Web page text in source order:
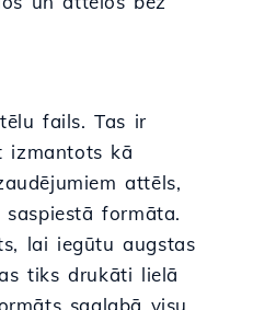
fails. Tas ir
izmantots kā
attēls,
formāta.
lai iegūtu augstas
tiks drukāti lielā
saglabā visu